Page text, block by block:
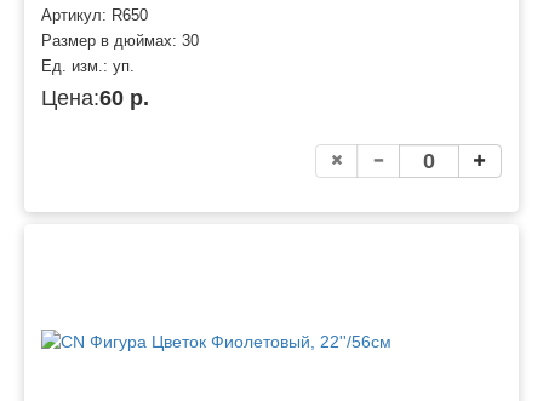
Артикул: R650
Размер в дюймах: 30
Ед. изм.: уп.
Цена:60 р.